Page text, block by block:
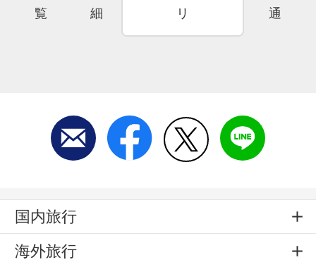
覧
細
リ
通
国内旅行
海外旅行